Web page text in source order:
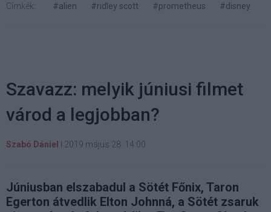
Címkék: #alien #ridley scott #prometheus #disney
Szavazz: melyik júniusi filmet
várod a legjobban?
Szabó Dániel 2019 május 28. 14:00
Júniusban elszabadul a Sötét Főnix, Taron
Egerton átvedlik Elton Johnná, a Sötét zsaruk